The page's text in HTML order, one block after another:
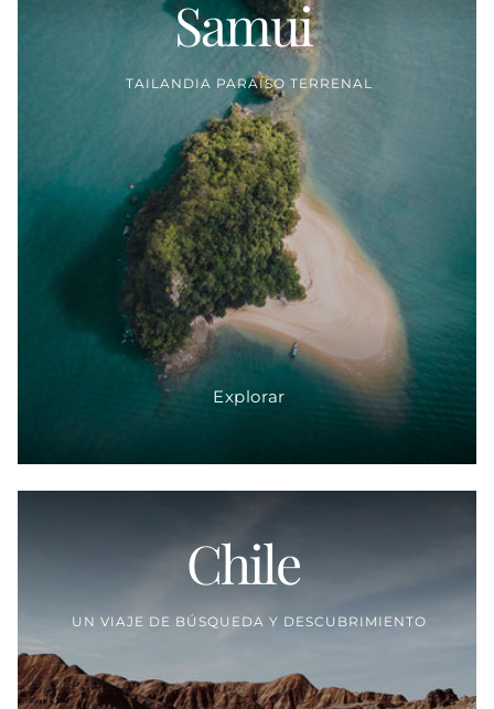
Samui
TAILANDIA PARAÍSO TERRENAL
Explorar
Chile
UN VIAJE DE BÚSQUEDA Y DESCUBRIMIENTO